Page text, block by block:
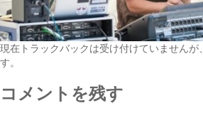
現在トラックバックは受け付けていませんが、
す。
コメントを残す